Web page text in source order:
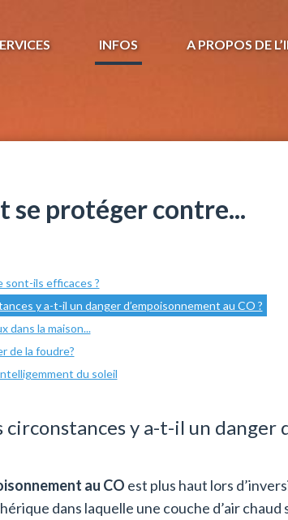
INFOS A PROPOS DE
se protéger contre...
sont-ils efficaces ?
y a-t-il un danger d’empoisonnement au CO ?
dans la maison...
de la foudre?
du soleil
circonstances y a-t-il un danger
au CO est plus haut lors
dans laquelle une couche d’air chaud